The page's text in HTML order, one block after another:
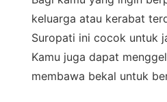
keluarga atau kerabat
Suropati ini cocok untuk
Kamu juga dapat
membawa bekal untuk